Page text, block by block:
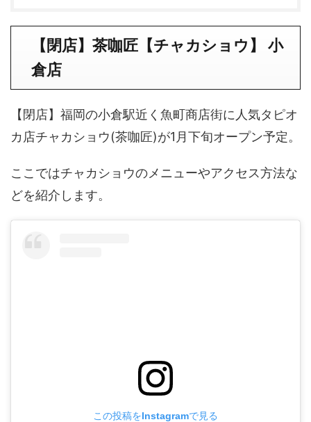
【閉店】茶咖匠【チャカショウ】 小
倉店
【閉店】福岡の小倉駅近く魚町商店街に人気タピオ
カ店チャカショウ(茶咖匠)が1月下旬オープン予定。
ここではチャカショウのメニューやアクセス方法な
どを紹介します。
この投稿をInstagramで見る